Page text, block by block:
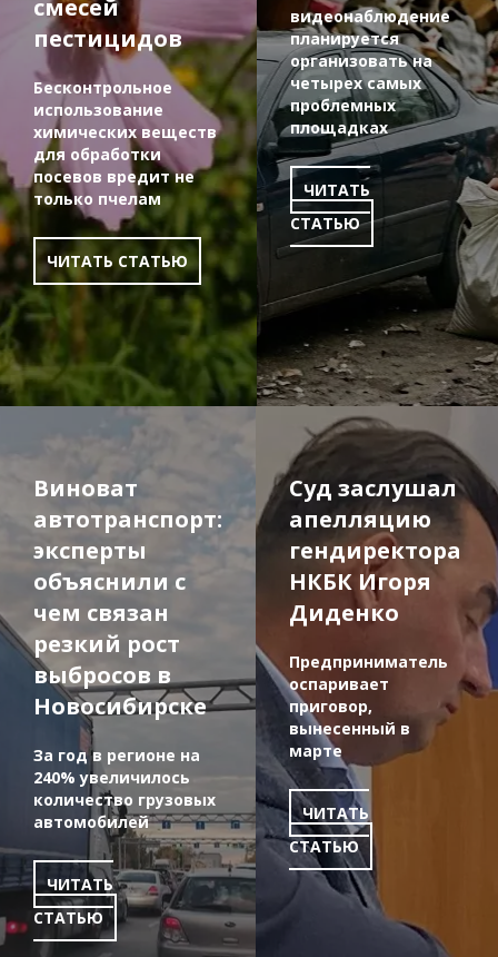
смесей
пестицидов
Бесконтрольное
использование
химических веществ
для обработки
посевов вредит не
только пчелам
ЧИТАТЬ СТАТЬЮ
видеонаблюдение
планируется
организовать на
четырех самых
проблемных
площадках
ЧИТАТЬ
СТАТЬЮ
Виноват
автотранспорт:
эксперты
объяснили с
чем связан
резкий рост
выбросов в
Новосибирске
За год в регионе на
240% увеличилось
количество грузовых
автомобилей
ЧИТАТЬ
СТАТЬЮ
Суд заслушал
апелляцию
гендиректора
НКБК Игоря
Диденко
Предприниматель
оспаривает
приговор,
вынесенный в
марте
ЧИТАТЬ
СТАТЬЮ